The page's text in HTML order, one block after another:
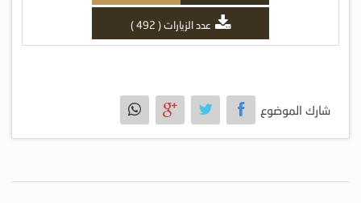
عدد الزيارات ( 492 )
شارك الموضوع